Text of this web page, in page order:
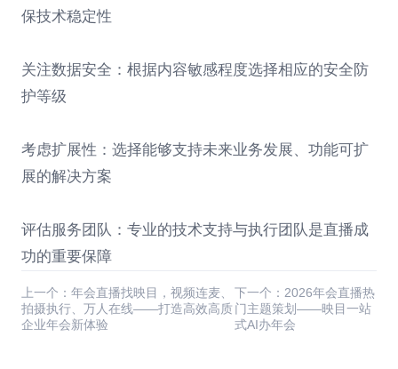
保技术稳定性
关注数据安全：根据内容敏感程度选择相应的安全防
护等级
考虑扩展性：选择能够支持未来业务发展、功能可扩
展的解决方案
评估服务团队：专业的技术支持与执行团队是直播成
功的重要保障
上一个：年会直播找映目，视频连麦、
拍摄执行、万人在线——打造高效高质
企业年会新体验
下一个：2026年会直播热
门主题策划——映目一站
式AI办年会